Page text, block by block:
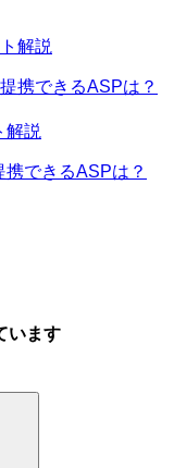
携できるASPは？
できるASPは？
います